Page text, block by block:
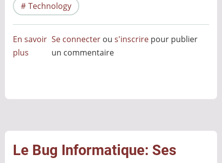
Technology
En savoir
plus
à
celui
Se connecter ous'inscrire pour publier
un commentaire
Le Bug Informatique: Ses